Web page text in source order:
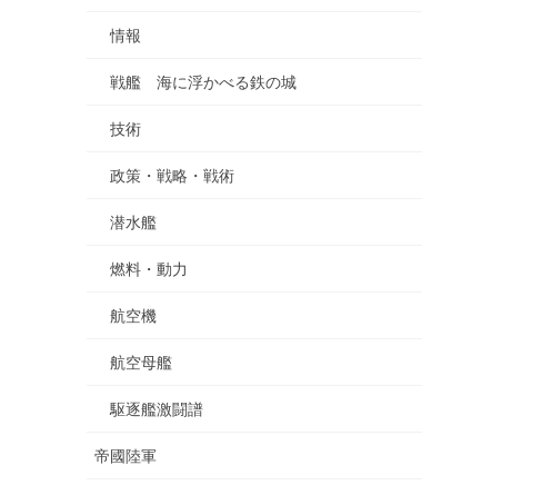
情報
戦艦 海に浮かべる鉄の城
技術
政策・戦略・戦術
潜水艦
燃料・動力
航空機
航空母艦
駆逐艦激闘譜
帝國陸軍